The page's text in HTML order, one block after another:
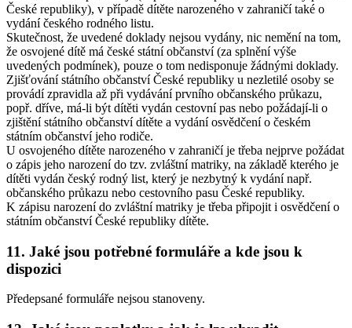
České republiky), v případě dítěte narozeného v zahraničí také o
vydání českého rodného listu.
Skutečnost, že uvedené doklady nejsou vydány, nic nemění na tom,
že osvojené dítě má české státní občanství (za splnění výše
uvedených podmínek), pouze o tom nedisponuje žádnými doklady.
Zjišťování státního občanství České republiky u nezletilé osoby se
provádí zpravidla až při vydávání prvního občanského průkazu,
popř. dříve, má-li být dítěti vydán cestovní pas nebo požádají-li o
zjištění státního občanství dítěte a vydání osvědčení o českém
státním občanství jeho rodiče.
U osvojeného dítěte narozeného v zahraničí je třeba nejprve požádat
o zápis jeho narození do tzv. zvláštní matriky, na základě kterého je
dítěti vydán český rodný list, který je nezbytný k vydání např.
občanského průkazu nebo cestovního pasu České republiky.
K zápisu narození do zvláštní matriky je třeba připojit i osvědčení o
státním občanství České republiky dítěte.
11. Jaké jsou potřebné formuláře a kde jsou k
dispozici
Předepsané formuláře nejsou stanoveny.